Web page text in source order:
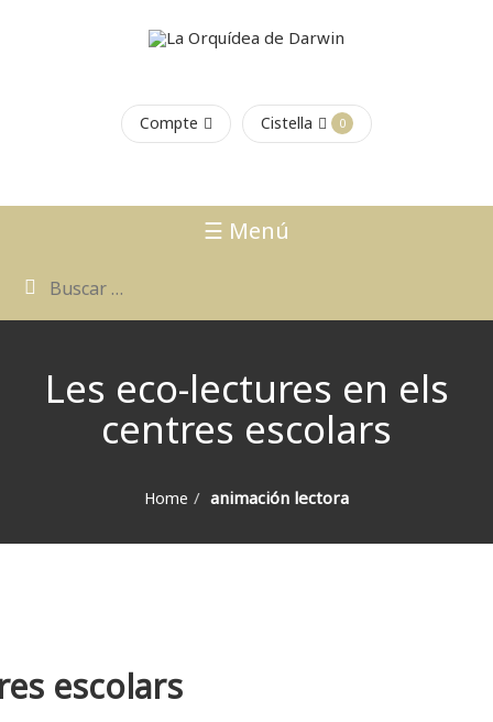
Cistella 0
Compte
☰ Menú
Les eco-lectures en els
centres escolars
Home animación lectora
escolars